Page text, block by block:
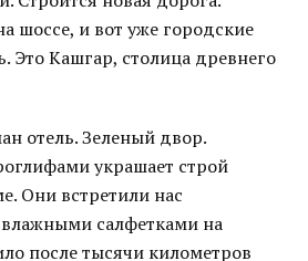
шоссе, и вот уже городские
Это Кашгар, столица древнего
отель. Зеленый двор.
украшает строй
Они встретили нас
салфетками на
после тысячи километров